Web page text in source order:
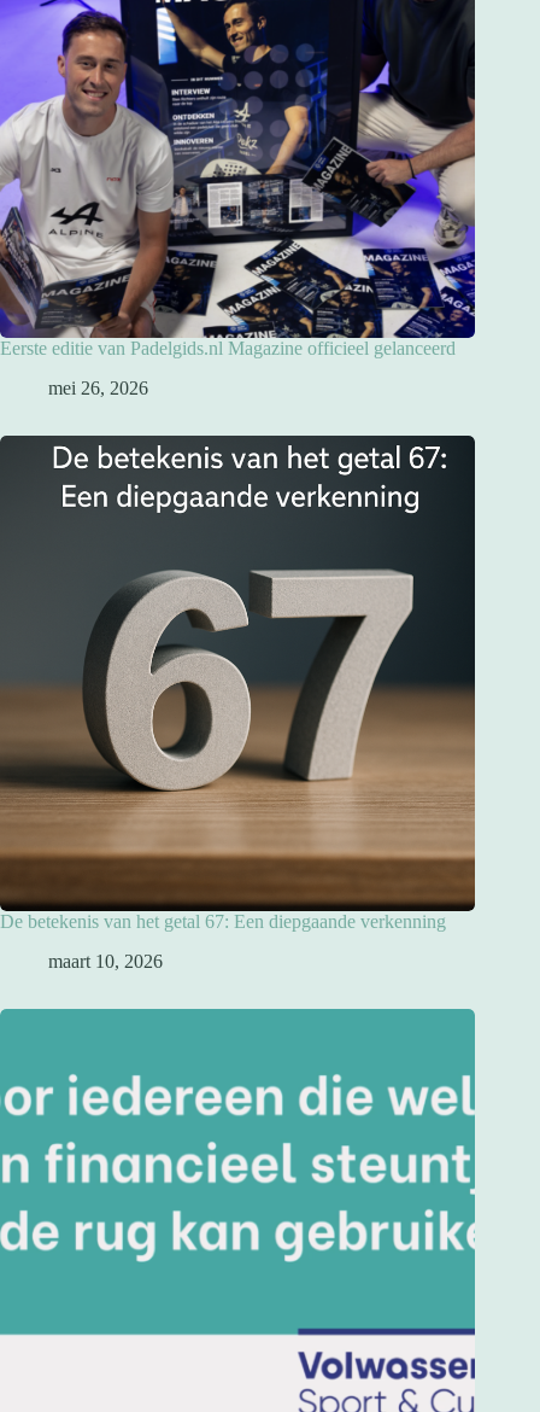
Eerste editie van Padelgids.nl Magazine officieel gelanceerd
mei 26, 2026
De betekenis van het getal 67: Een diepgaande verkenning
maart 10, 2026